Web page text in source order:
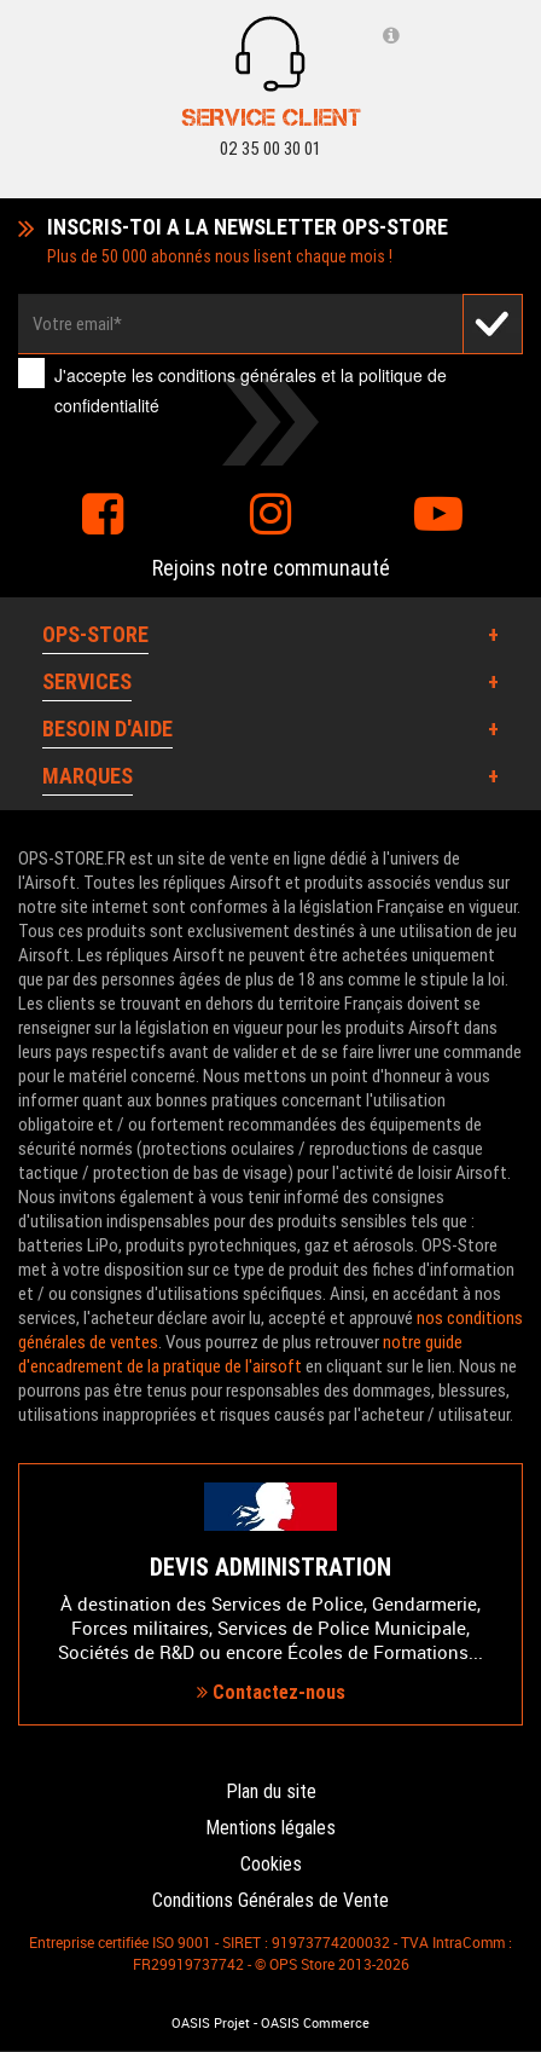
SERVICE CLIENT
02 35 00 30 01
INSCRIS-TOI A LA NEWSLETTER OPS-STORE
Plus de 50 000 abonnés nous lisent chaque mois !
J'accepte lesconditions générales et lapolitique de
confidentialité
Rejoins notre communauté
OPS-STORE
SERVICES
BESOIN D'AIDE
MARQUES
OPS-STORE.FR est un site de vente en ligne dédié à l'univers de
l'Airsoft. Toutes les répliques Airsoft et produits associés vendus sur
notre site internet sont conformes à la législation Française en vigueur.
Tous ces produits sont exclusivement destinés à une utilisation de jeu
Airsoft. Les répliques Airsoft ne peuvent être achetées uniquement
que par des personnes âgées de plus de 18 ans comme le stipule la loi.
Les clients se trouvant en dehors du territoire Français doivent se
renseigner sur la législation en vigueur pour les produits Airsoft dans
leurs pays respectifs avant de valider et de se faire livrer une commande
pour le matériel concerné. Nous mettons un point d'honneur à vous
informer quant aux bonnes pratiques concernant l'utilisation
obligatoire et / ou fortement recommandées des équipements de
sécurité normés (protections oculaires / reproductions de casque
tactique / protection de bas de visage) pour l'activité de loisir Airsoft.
Nous invitons également à vous tenir informé des consignes
d'utilisation indispensables pour des produits sensibles tels que :
batteries LiPo, produits pyrotechniques, gaz et aérosols. OPS-Store
met à votre disposition sur ce type de produit des fiches d'information
et / ou consignes d'utilisations spécifiques. Ainsi, en accédant à nos
services, l'acheteur déclare avoir lu, accepté et approuvé nos conditions
générales de ventes. Vous pourrez de plus retrouvernotre guide
d'encadrement de la pratique de l'airsoft en cliquant sur le lien. Nous ne
pourrons pas être tenus pour responsables des dommages, blessures,
utilisations inappropriées et risques causés par l'acheteur / utilisateur.
DEVIS ADMINISTRATION
À destination des Services de Police, Gendarmerie,
Forces militaires, Services de Police Municipale,
Sociétés de R&D ou encore Écoles de Formations...
Contactez-nous
Plan du site
Mentions légales
Cookies
Conditions Générales de Vente
Entreprise certifiée ISO 9001 - SIRET : 91973774200032 - TVA IntraComm :
FR29919737742 - © OPS Store 2013-2026
OASIS Projet - OASIS Commerce